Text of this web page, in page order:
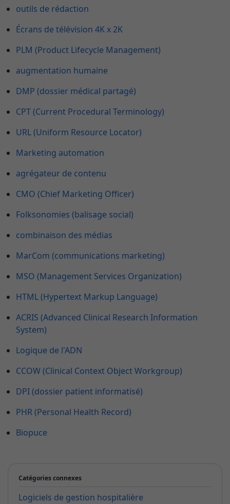
outils de rédaction
Écrans de télévision 4K x 2K
PLM (Product Lifecycle Management)
augmentation humaine
DMP (dossier médical partagé)
CPT (Current Procedural Terminology)
URL (Uniform Resource Locator)
Marketing automation
agrégateur de contenu
CMO (Chief Marketing Officer)
Folksonomies (balisage social)
combinaison des médias
MarCom (communications marketing)
MSO (Management Services Organization)
HTML (Hypertext Markup Language)
ACRIS (Advanced Clinical Research Information
System)
Logique de l'ADN
CCOW (Clinical Context Object Workgroup)
DPI (dossier patient informatisé)
PHR (Personal Health Record)
Biopuce
Catégories connexes
Logiciels de gestion hospitalière